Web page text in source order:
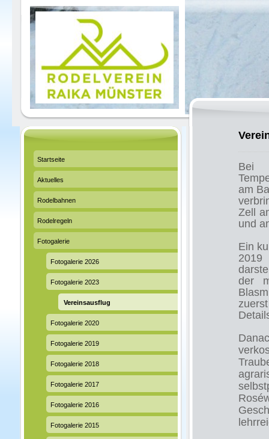
Bei
am
Zell
und
Ein
der
Startseite
Aktuelles
Rodelbahnen
Rodelregeln
Fotogalerie
Fotogalerie 2026
Fotogalerie 2023
Vereinsausflug
Fotogalerie 2020
Fotogalerie 2019
Fotogalerie 2018
Fotogalerie 2017
Fotogalerie 2016
Fotogalerie 2015